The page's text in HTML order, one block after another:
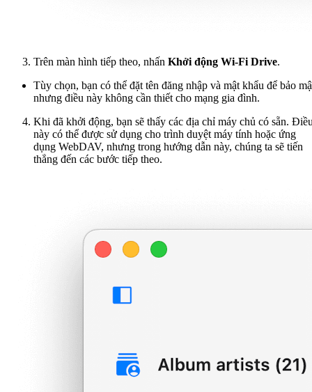
Trên màn hình tiếp theo, nhấn Khởi động Wi-Fi Drive.
Tùy chọn, bạn có thể đặt tên đăng nhập và mật khẩu để bảo
nhưng điều này không cần thiết cho mạng gia đình.
Khi đã khởi động, bạn sẽ thấy các địa chỉ máy chủ có sẵn.
này có thể được sử dụng cho trình duyệt máy tính hoặc ứng
dụng WebDAV, nhưng trong hướng dẫn này, chúng ta sẽ tiến
thẳng đến các bước tiếp theo.